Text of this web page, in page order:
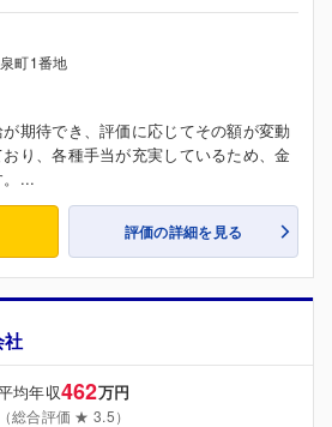
町1番地
期待でき、評価に応じてその額が変動
り、各種手当が充実しているため、金
。...
評価の詳細を見る
社
均年収462万円
（総合評価 ★ 3.5）